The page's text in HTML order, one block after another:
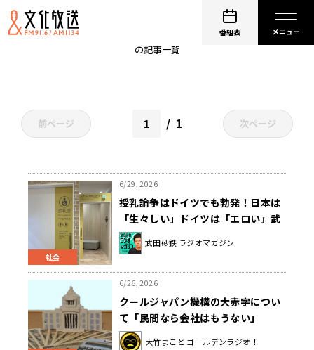
番組表
の記事一覧
前ページ 1 次ページ
社会
6/29, 2026
授乳論争はドイツでも勃発！日本は
「生々しい」ドイツは「エロい」武
田砂鉄が聞く
武田砂鉄 ラジオマガジン
6/26, 2026
クールジャパン機構の大赤字につい
て「民間なら会社はもうない」
大竹まこと ゴールデンラジオ！